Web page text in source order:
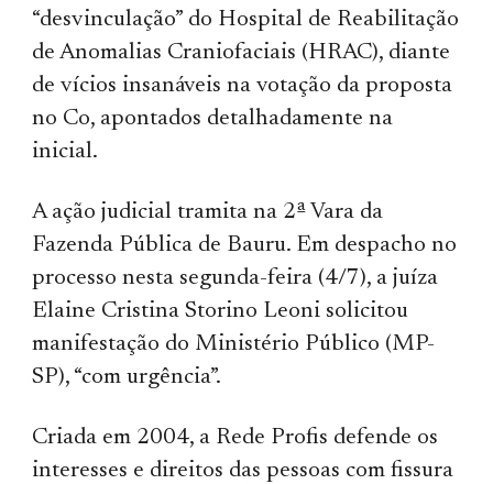
“desvinculação” do Hospital de Reabilitação
de Anomalias Craniofaciais (HRAC), diante
de vícios insanáveis na votação da proposta
no Co, apontados detalhadamente na
inicial.
A ação judicial tramita na 2ª Vara da
Fazenda Pública de Bauru. Em despacho no
processo nesta segunda-feira (4/7), a juíza
Elaine Cristina Storino Leoni solicitou
manifestação do Ministério Público (MP-
SP), “com urgência”.
Criada em 2004, a Rede Profis defende os
interesses e direitos das pessoas com fissura